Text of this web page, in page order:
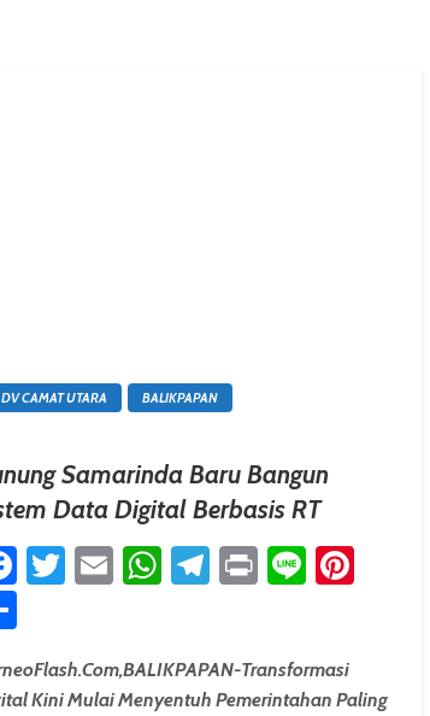
CAMAT UTARA BALIKPAPAN
Samarinda Baru Bangun
Data Digital Berbasis RT
Facebook
Twitter
EmailWhatsApp
Telegram
Print
Line
Transformasi
Kini Mulai Menyentuh Pemerintahan Paling